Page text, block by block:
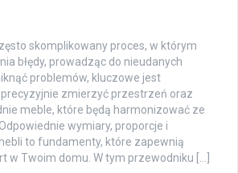
skomplikowany proces, w którym
błędy, prowadząc do nieudanych
problemów, kluczowe jest
zmierzyć przestrzeń oraz
meble, które będą harmonizować ze
wymiary, proporcje i
to fundamenty, które zapewnią
w Twoim domu. W tym przewodniku […]